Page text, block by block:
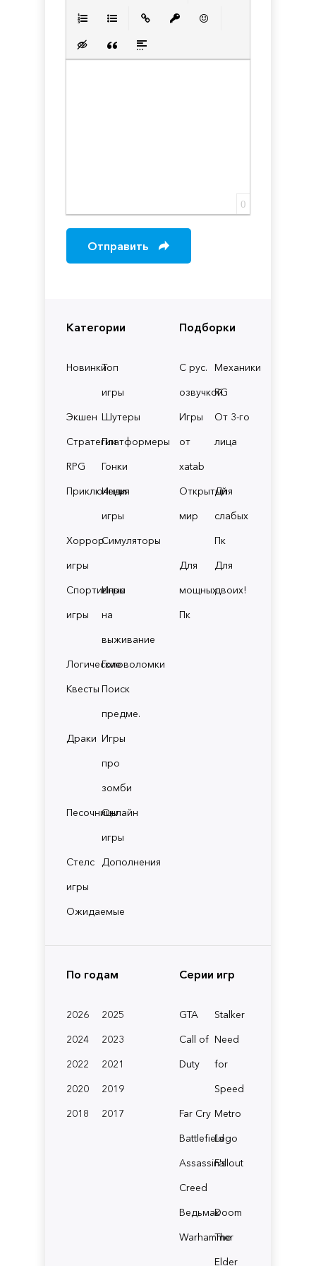
Категории
НовинкиТоп
игры
Экшен Шутеры
СтратегииПлатформеры
RPG
Гонки
Приключения
Инди
игры
Хоррор
игры
Симуляторы
Спортивные
игры
Игры
на
выживание
ЛогическиеГоловоломки
Квесты Поиск
предме.
Драки Игры
про
зомби
ПесочницыОнлайн
игры
Стелс
игры
Дополнения
Ожидаемые
Подборки
С рус.
озвучкой
Механики
RG
Игры
от
xatab
От 3-го
лица
Открытый
мир
Для
слабых
Пк
Для
мощных
Пк
Для
двоих!
По годам
2026
2025
2024
2023
2022
2021
2020
2019
2018
2017
Серии игр
GTA
Stalker
Call of
Duty
Need
for
Speed
Far Cry Metro
BattlefieldLego
Assassin's
Creed
Fallout
ВедьмакDoom
Warhammer
The
Elder
Вставка скрытого текста
Вставка цитаты
Вставка спойлера
0
Отправить